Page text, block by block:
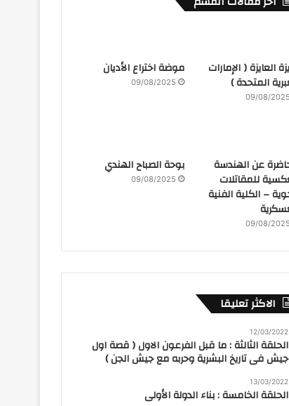
العايزة ( الإمارات
المتحدة )
09/08/2025
موضة اختراع الأديان
09/08/2025
عن الهندسة
للمقاتلات
– الكلية الفنية
09/08/2025
بوحة الصباح الهندي
09/08/2025
الاكثر تعليقا
12/03/2022
الحلقة الثالثة : ما قبل الفرعون الاول ( قصة اول
جيش فى تاريخ البشرية وحربه مع جيش الجن )
13/03/2022
الحلقة الخامسة : بناء الدولة الأولى